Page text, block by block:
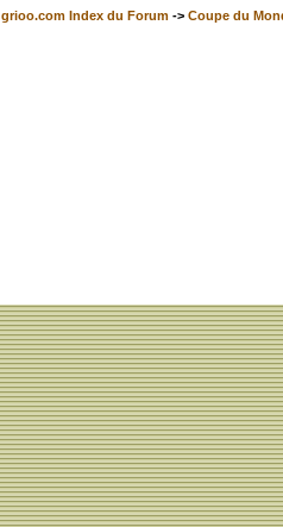
grioo.com Index du Forum -> Coupe du